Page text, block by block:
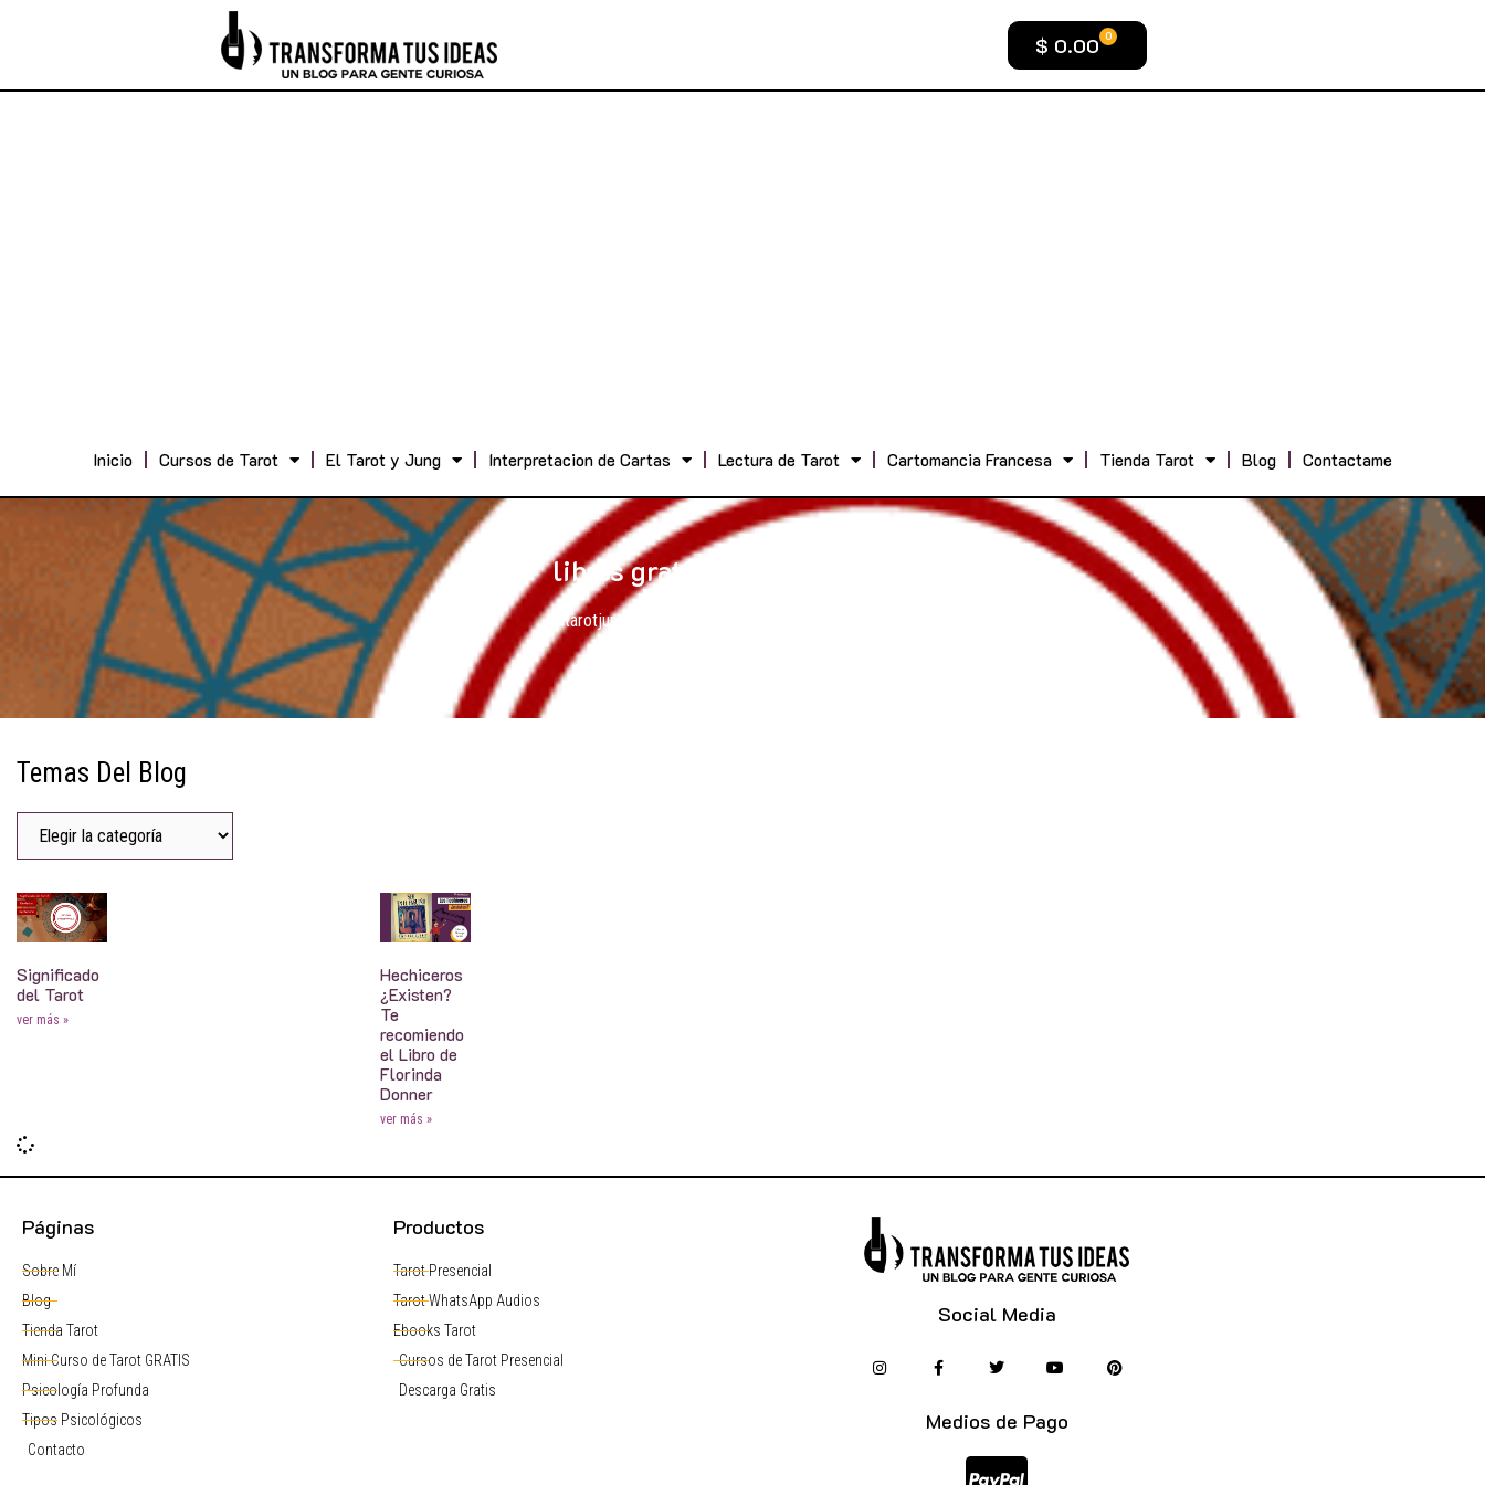
$ 0.00 0
Inicio Cursos de Tarot El Tarot y Jung Interpretacion de Cartas Lectura de Tarot Cartomancia Francesa Tienda Tarot Blog Contactame
libros gratis
tarotjunguiano.com
Temas Del Blog
Significado
del Tarot
ver más »
Hechiceros
¿Existen?
Te
recomiendo
el Libro de
Florinda
Donner
ver más »
Páginas
Sobre Mí
Blog
Tienda Tarot
Mini Curso de Tarot GRATIS
Psicología Profunda
Tipos Psicológicos
Contacto
Productos
Tarot Presencial
Tarot WhatsApp Audios
Ebooks Tarot
Cursos de Tarot Presencial
Descarga Gratis
Social Media
Medios de Pago